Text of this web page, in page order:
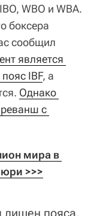
WBO и WBA.
боксера
сообщил
является
IBF, а
Однако
реванш с
мира в
>>>
пояса,